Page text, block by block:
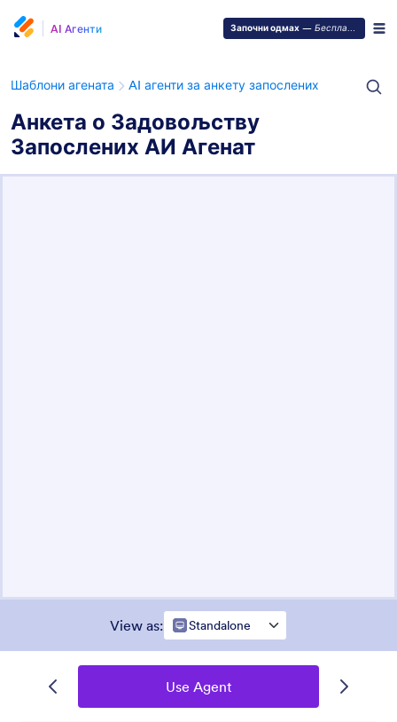
AI Агенти Започни одмах — Бесплатно је!
Шаблони агената AI агенти за анкету запослених
Анкета о Задовољству
Запослених АИ Агенат
View as: Standalone
Use Agent